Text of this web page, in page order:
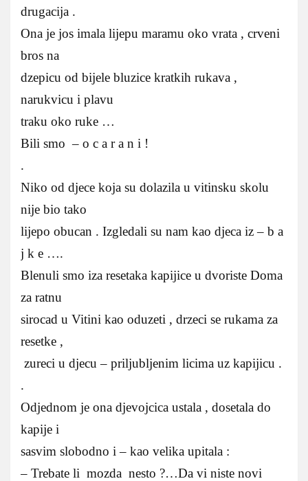
drugacija .
Ona je jos imala lijepu maramu oko vrata , crveni
bros na
dzepicu od bijele bluzice kratkih rukava ,
narukvicu i plavu
traku oko ruke …
Bili smo – o c a r a n i !
.
Niko od djece koja su dolazila u vitinsku skolu
nije bio tako
lijepo obucan . Izgledali su nam kao djeca iz – b a
j k e ….
Blenuli smo iza resetaka kapijice u dvoriste Doma
za ratnu
sirocad u Vitini kao oduzeti , drzeci se rukama za
resetke ,
zureci u djecu – priljubljenim licima uz kapijicu .
.
Odjednom je ona djevojcica ustala , dosetala do
kapije i
sasvim slobodno i – kao velika upitala :
– Trebate li mozda nesto ?…Da vi niste novi